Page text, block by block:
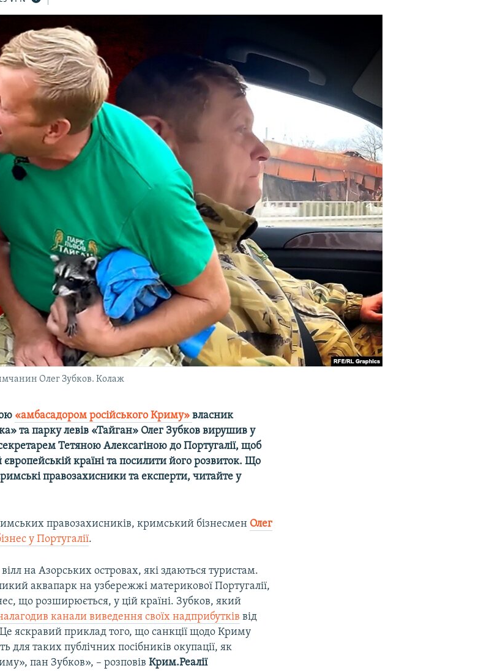
Олег Зубков. Колаж
«амбасадором російського Криму» власник
та парку левів «Тайган» Олег Зубков вирушив у
Тетяною Алексагіною до Португалії, щоб
європейській країні та посилити його розвиток. Що
правозахисники та експерти, читайте у
правозахисників, кримський бізнесмен Олег
у Португалії.
на Азорських островах, які здаються туристам.
аквапарк на узбережжі материкової Португалії,
що розширюється, у цій країні. Зубков, який
канали виведення своїх надприбутків від
яскравий приклад того, що санкції щодо Криму
для таких публічних посібників окупації, як
пан Зубков», – розповівКрим.Реалії